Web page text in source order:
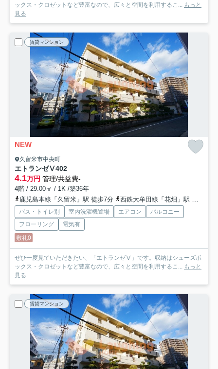
ックス・クロゼットなど豊富なので、広々と空間を利用するこ... もっと
見る
賃貸マンション
NEW
久留米市中央町
エトランゼⅤ402
4.1万円 管理/共益費-
4階 / 29.00㎡ / 1K /築36年
鹿児島本線「久留米」駅 徒歩7分
西鉄大牟田線「花畑」駅 徒歩24分
バス・トイレ別 室内洗濯機置場 エアコン
バルコニー
フローリング
電気有
敷礼0
ぜひ一度見ていただきたい、「エトランゼⅤ」です。収納はシューズボ
ックス・クロゼットなど豊富なので、広々と空間を利用するこ... もっと
見る
賃貸マンション